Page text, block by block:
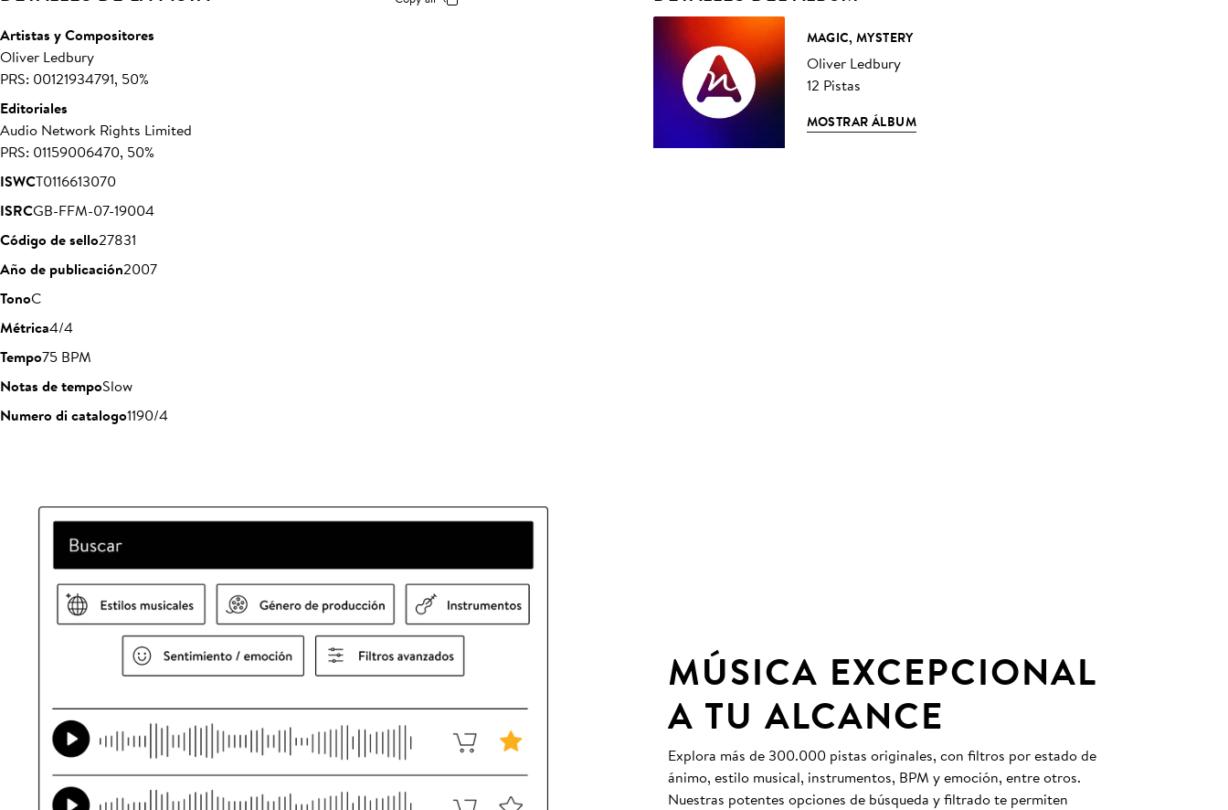
Artistas y Compositores
Oliver Ledbury
PRS: 00121934791, 50%
Editoriales
Audio Network Rights Limited
PRS: 01159006470, 50%
ISWCT0116613070
ISRCGB-FFM-07-19004
Código de sello27831
Año de publicación2007
TonoC
Métrica4/4
Tempo75 BPM
Notas de tempoSlow
Numero di catalogo1190/4
MAGIC, MYSTERY
Oliver Ledbury
12 Pistas
MOSTRAR ÁLBUM
MÚSICA EXCEPCIONAL
A TU ALCANCE
Explora más de 300.000 pistas originales, con filtros por estado de
ánimo, estilo musical, instrumentos, BPM y emoción, entre otros.
Nuestras potentes opciones de búsqueda y filtrado te permiten